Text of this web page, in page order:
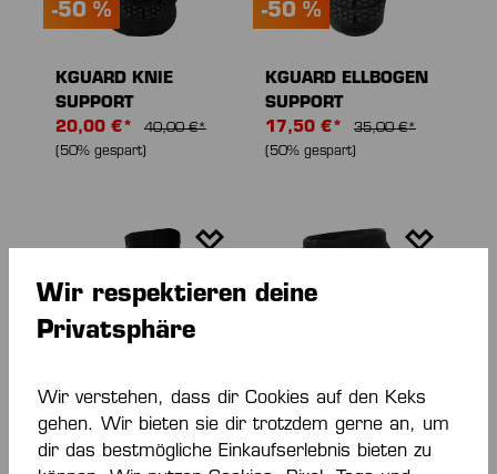
-50 %
KGUARD KNIE
SUPPORT
20,00 €*
40,00 €*
(50% gespart)
-50 %
KGUARD ELLBOGEN
SUPPORT
17,50 €*
35,00 €*
(50% gespart)
Wir respektieren deine
Privatsphäre
Wir verstehen, dass dir Cookies auf den Keks
gehen. Wir bieten sie dir trotzdem gerne an, um
dir das bestmögliche Einkaufserlebnis bieten zu